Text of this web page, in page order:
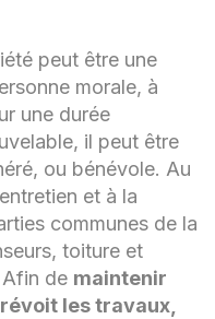
peut être une
morale, à
une durée
il peut être
ou bénévole. Au
et à la
communes de la
toiture et
de maintenir
les travaux,